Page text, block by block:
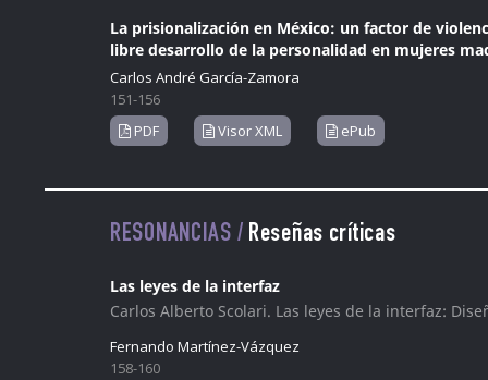
La prisionalización en México: un factor de
libre desarrollo de la personalidad en mujeres
Carlos André García-Zamora
151-156
PDF
Visor XML ePub
RESONANCIAS / Reseñas críticas
Las leyes de la interfaz
Carlos Alberto Scolari. Las leyes de la interfaz:
Fernando Martínez-Vázquez
158-160